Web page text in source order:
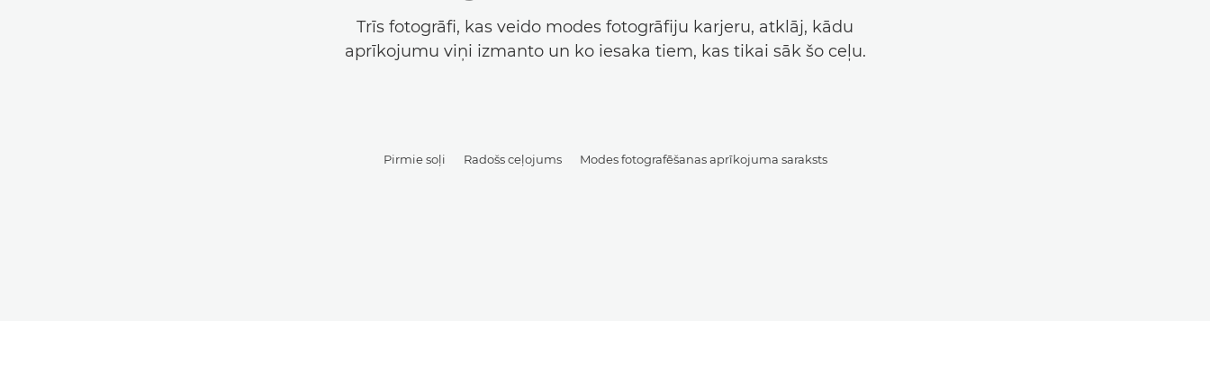
Trīs fotogrāfi, kas veido modes fotogrāfiju karjeru, atklāj, kādu
aprīkojumu viņi izmanto un ko iesaka tiem, kas tikai sāk šo ceļu.
Pirmie soļi Radošs ceļojums Modes fotografēšanas aprīkojuma saraksts